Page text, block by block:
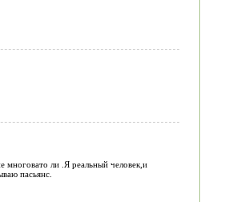
многовато ли .Я реальный человек,и
пасьянс.